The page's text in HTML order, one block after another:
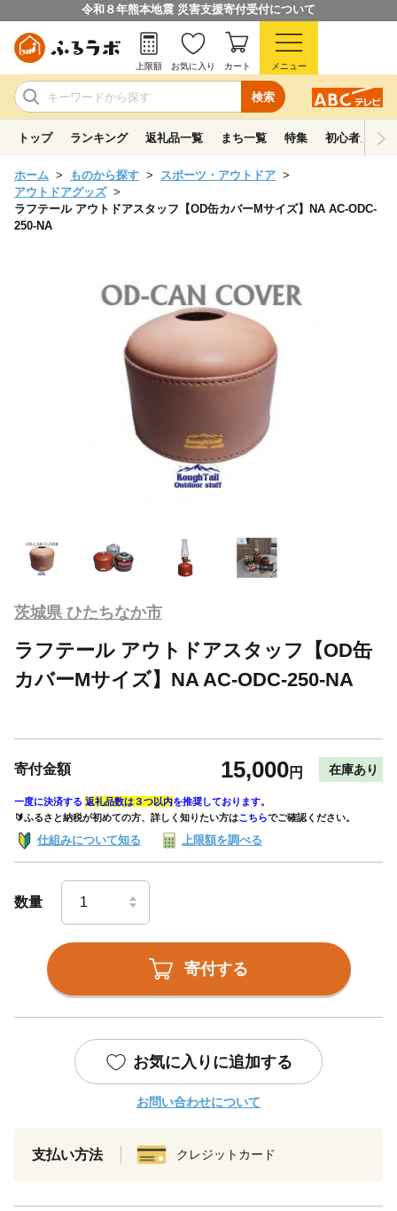
令和８年熊本地震 災害支援寄付受付について
検索
上限額 お気に入り カート メニュー
トップ ランキング 返礼品一覧 まち一覧 特集 初心者ガイド
ホーム ものから探す
スポーツ・アウトドア
アウトドアグッズ
ラフテール アウトドアスタッフ【OD缶カバーMサイズ】NA AC-ODC-
250-NA
茨城県 ひたちなか市
ラフテール アウトドアスタッフ【OD缶
カバーMサイズ】NA AC-ODC-250-NA
寄付金額 15,000円 在庫あり
一度に決済する 返礼品数は３つ以内を推奨しております。
🔰ふるさと納税が初めての方、詳しく知りたい方はこちらでご確認ください。
仕組みについて知る 上限額を調べる
数量
寄付する
お気に入りに追加する
お問い合わせについて
支払い方法 クレジットカード